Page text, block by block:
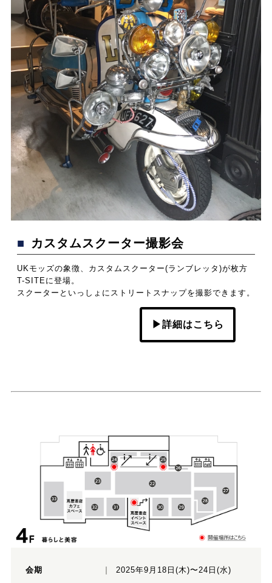
■カスタムスクーター撮影会
UKモッズの象徴、カスタムスクーター(ランブレッタ)が枚方
T-SITEに登場。
スクーターといっしょにストリートスナップを撮影できます。
▶詳細はこちら
会期 2025年9月18日(木)〜24日(水)